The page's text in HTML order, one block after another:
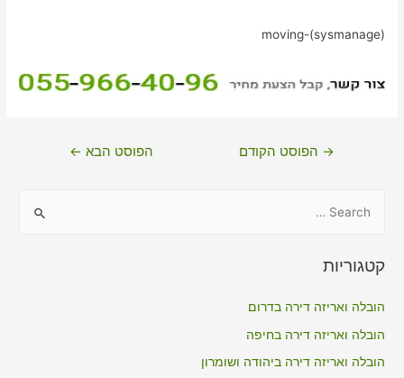
moving-(sysmanage)
ניווט→ הפוסט הקודם הפוסט הבא ←
r
o
קטגוריות
הובלה ואריזה דירה בדרום
הובלה ואריזה דירה בחיפה
הובלה ואריזה דירה ביהודה ושומרון